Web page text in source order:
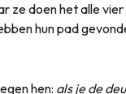
ze doen het alle
hun pad
hen: als je de